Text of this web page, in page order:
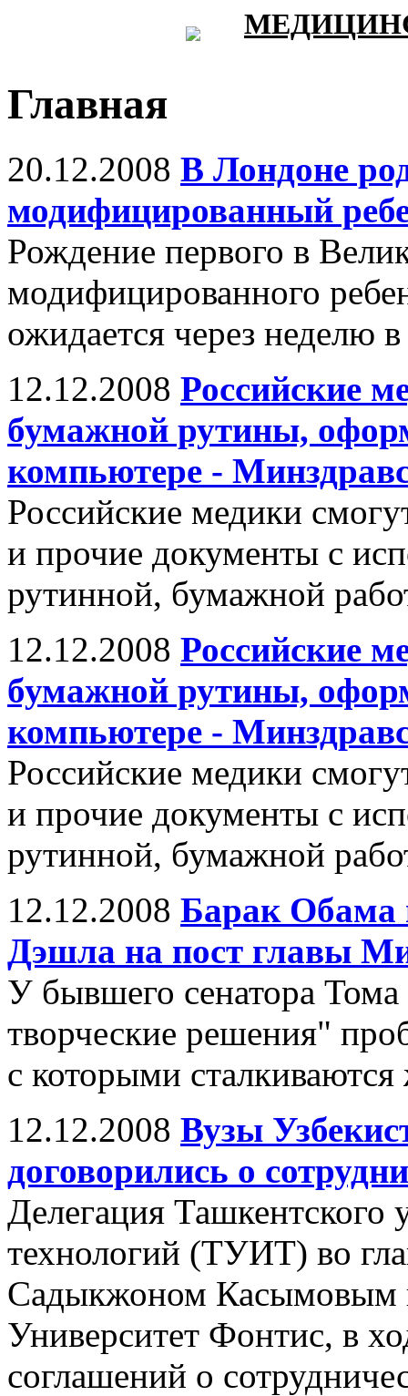
Главная
20.12.2008 В Лондоне
модифицированный
Рождение первого в
модифицированного
ожидается через неделю
12.12.2008 Российские
бумажной рутины,
компьютере -
Российские медики
и прочие документы с
рутинной, бумажной
12.12.2008 Российские
бумажной рутины,
компьютере -
Российские медики
и прочие документы с
рутинной, бумажной
12.12.2008 Барак Обама
Дэшла на пост главы
У бывшего сенатора
творческие решения"
с которыми
12.12.2008 Вузы
договорились о
Делегация
технологий (ТУИТ) во
Садыкжоном Касымовым
Университет Фонтис, в
соглашений о